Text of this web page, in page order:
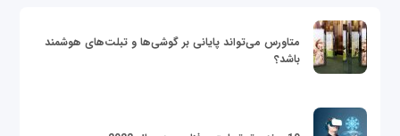
متاورس می‌تواند پایانی بر گوشی‌ها و تبلت‌های هوشمند
باشد؟